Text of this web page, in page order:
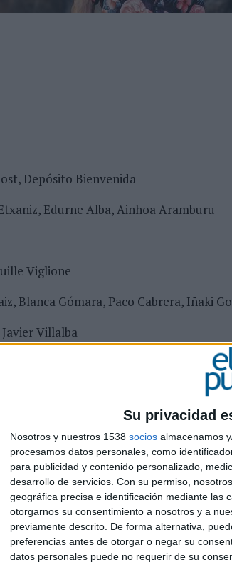
Su privacidad
Nosotros y nuestros 1538 socios almacenamos
procesamos datos personales, como
para publicidad y contenido personalizado,
desarrollo de servicios. Con su permiso,
geográfica precisa e identificación mediante las
otorgarnos su consentimiento a nosotros y a
previamente descrito. De forma alternativa,
preferencias antes de otorgar o negar su
datos personales puede no requerir de su
Depósito Bienvenida
Edurne Alba, Ainhoa Aramburu
Viglione
Blanca Gómara, Paco Cabrera, Iñaki
Villalba
Escobar
Medios
Yarza